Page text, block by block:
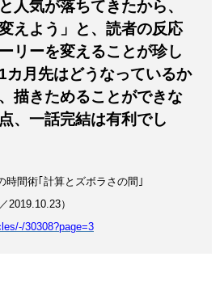
人気が落ちてきたから、
えよう」と、読者の反応
リーを変えることが珍し
カ月先はどうなっているか
描きためることができな
、一話完結は有利でし
時間術｢計算とズボラさの間｣
2019.10.23）
30308?page=3